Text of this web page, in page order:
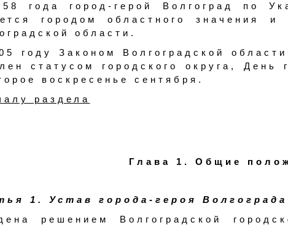
года город-герой Волгоград по
городом областного значения и
области.
году Законом Волгоградской
статусом городского округа, День
воскресенье сентября.
раздела
Глава 1. Общие
1. Устав города-героя Волгограда
решением Волгоградской